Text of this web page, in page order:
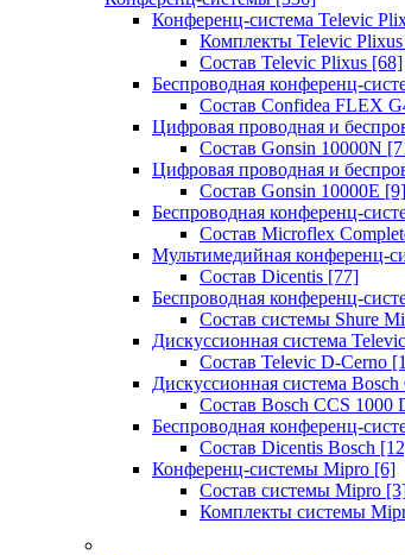
Конференц-система Televic
Комплекты Televic Plixus
Состав Televic Plixus [68]
Беспроводная конференц-
Состав Confidea FLEX
Цифровая проводная и
Состав Gonsin 10000N
Цифровая проводная и
Состав Gonsin 10000E [9]
Беспроводная конференц-
Состав Microflex
Мультимедийная конференц-
Состав Dicentis [77]
Беспроводная конференц-
Состав системы Shure
Дискуссионная система
Состав Televic D-Cerno
Дискуссионная система
Состав Bosch CCS 1000
Беспроводная конференц-
Состав Dicentis Bosch
Конференц-системы Mipro [6]
Состав системы Mipro
Комплекты системы